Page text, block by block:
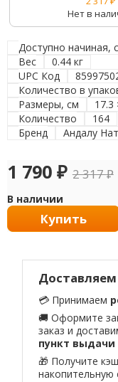
Нет в
Доступно начиная, с
Вес
0.44 кг
UPC Код
Количество в
Размеры, см
17.3
Количество
164
Бренд
Андалу
1 790 ₽ 2 317₽
В наличии
Купить
Доставляем
💳 Принимаем
🚚 Оформите
заказ и
пункт
🎁 Получите
накопительную